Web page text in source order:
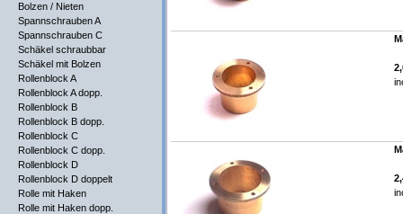
Bolzen / Nieten
Spannschrauben A
Spannschrauben C
Schäkel schraubbar
Schäkel mit Bolzen
Rollenblock A
Rollenblock A dopp.
Rollenblock B
Rollenblock B dopp.
Rollenblock C
Rollenblock C dopp.
Rollenblock D
Rollenblock D doppelt
Rolle mit Haken
Rolle mit Haken dopp.